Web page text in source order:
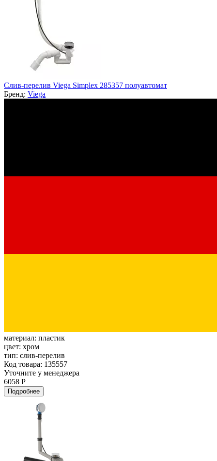
Слив-перелив Viega Simplex 285357 полуавтомат
Бренд: Viega
материал: пластик
цвет: хром
тип: слив-перелив
Код товара: 135557
Уточните у менеджера
6058 Р
Подробнее